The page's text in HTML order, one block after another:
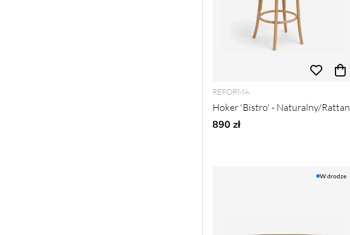
REFORMA
Hoker 'Bistro' - Naturalny/Rattan
890 zł
W drodze